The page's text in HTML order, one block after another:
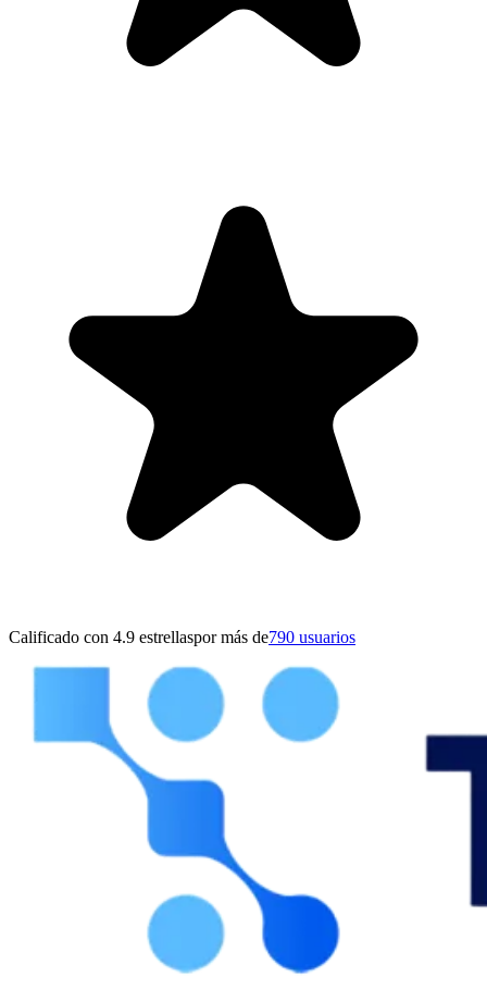
Calificado con 4.9 estrellaspor más de790 usuarios